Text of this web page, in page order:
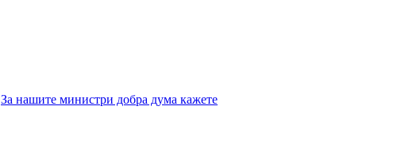
За нашите министри добра дума кажете